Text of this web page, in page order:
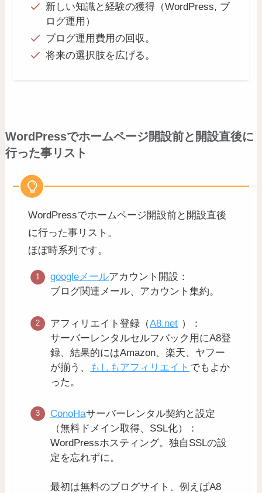
新しい知識と経験の獲得（WordPress, ブ
ログ運用）
ブログ運用費用の回収。
将来の選択肢を広げる。
WordPressでホームページ開設前と開設直後に
行った事リスト
WordPressでホームページ開設前と開設直後
に行った事リスト。
ほぼ時系列です。
googleメールアカウント開設：
ブログ関連メール、アカウント集約。
アフィリエイト登録（A8.net ）：
サーバーレンタルセルフバック用にA8登
録、結果的にはAmazon、楽天、ヤフー
が揃う、
もしもアフィリエイト でもよか
った。
ConoHaサーバーレンタル契約と設定
（無料ドメイン取得、SSL化）：
WordPressホスティング。独自SSLの設
定を忘れずに。
最初は無料のブログサイト、例えばA8